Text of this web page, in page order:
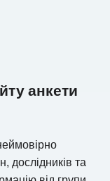
анкети
дослідників та